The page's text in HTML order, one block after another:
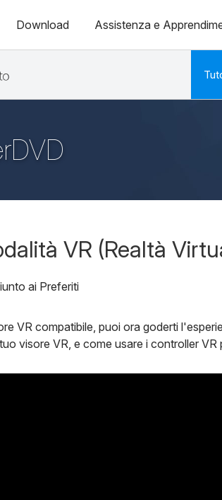
Download Assistenza e
VR (Realtà
ai Preferiti
VR compatibile, puoi ora goderti
visore VR, e come usare i controller